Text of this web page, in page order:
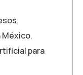
,
México,
para